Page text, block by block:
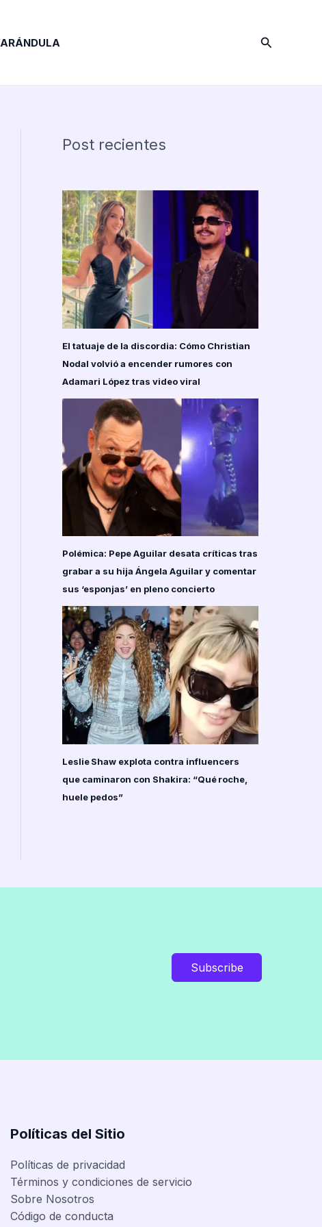
Buscar
Post recientes
El tatuaje de la discordia: Cómo Christian
Nodal volvió a encender rumores con
Adamari López tras video viral
Polémica: Pepe Aguilar desata críticas tras
grabar a su hija Ángela Aguilar y comentar
sus ‘esponjas’ en pleno concierto
Leslie Shaw explota contra influencers
que caminaron con Shakira: “Qué roche,
huele pedos”
Subscribe
Políticas del Sitio
Políticas de privacidad
Términos y condiciones de servicio
Sobre Nosotros
Código de conducta